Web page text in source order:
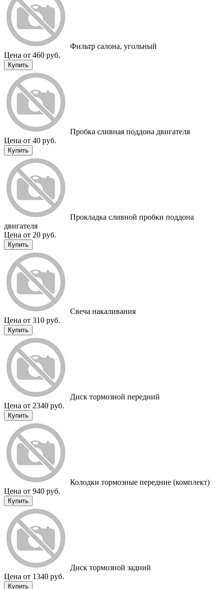
Фильтр салона, угольный
Цена от 460 руб.
Купить
Пробка сливная поддона двигателя
Цена от 40 руб.
Купить
Прокладка сливной пробки поддона
двигателя
Цена от 20 руб.
Купить
Cвеча накаливания
Цена от 310 руб.
Купить
Диск тормозной передний
Цена от 2340 руб.
Купить
Колодки тормозные передние (комплект)
Цена от 940 руб.
Купить
Диск тормозной задний
Цена от 1340 руб.
Купить